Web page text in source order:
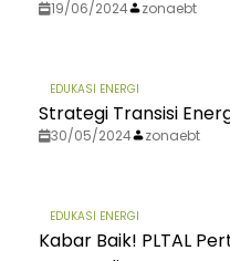
19/06/2024 zonaebt
EDUKASI ENERGI
Strategi Transisi
30/05/2024 zonaebt
EDUKASI ENERGI
Kabar Baik! PLTAL